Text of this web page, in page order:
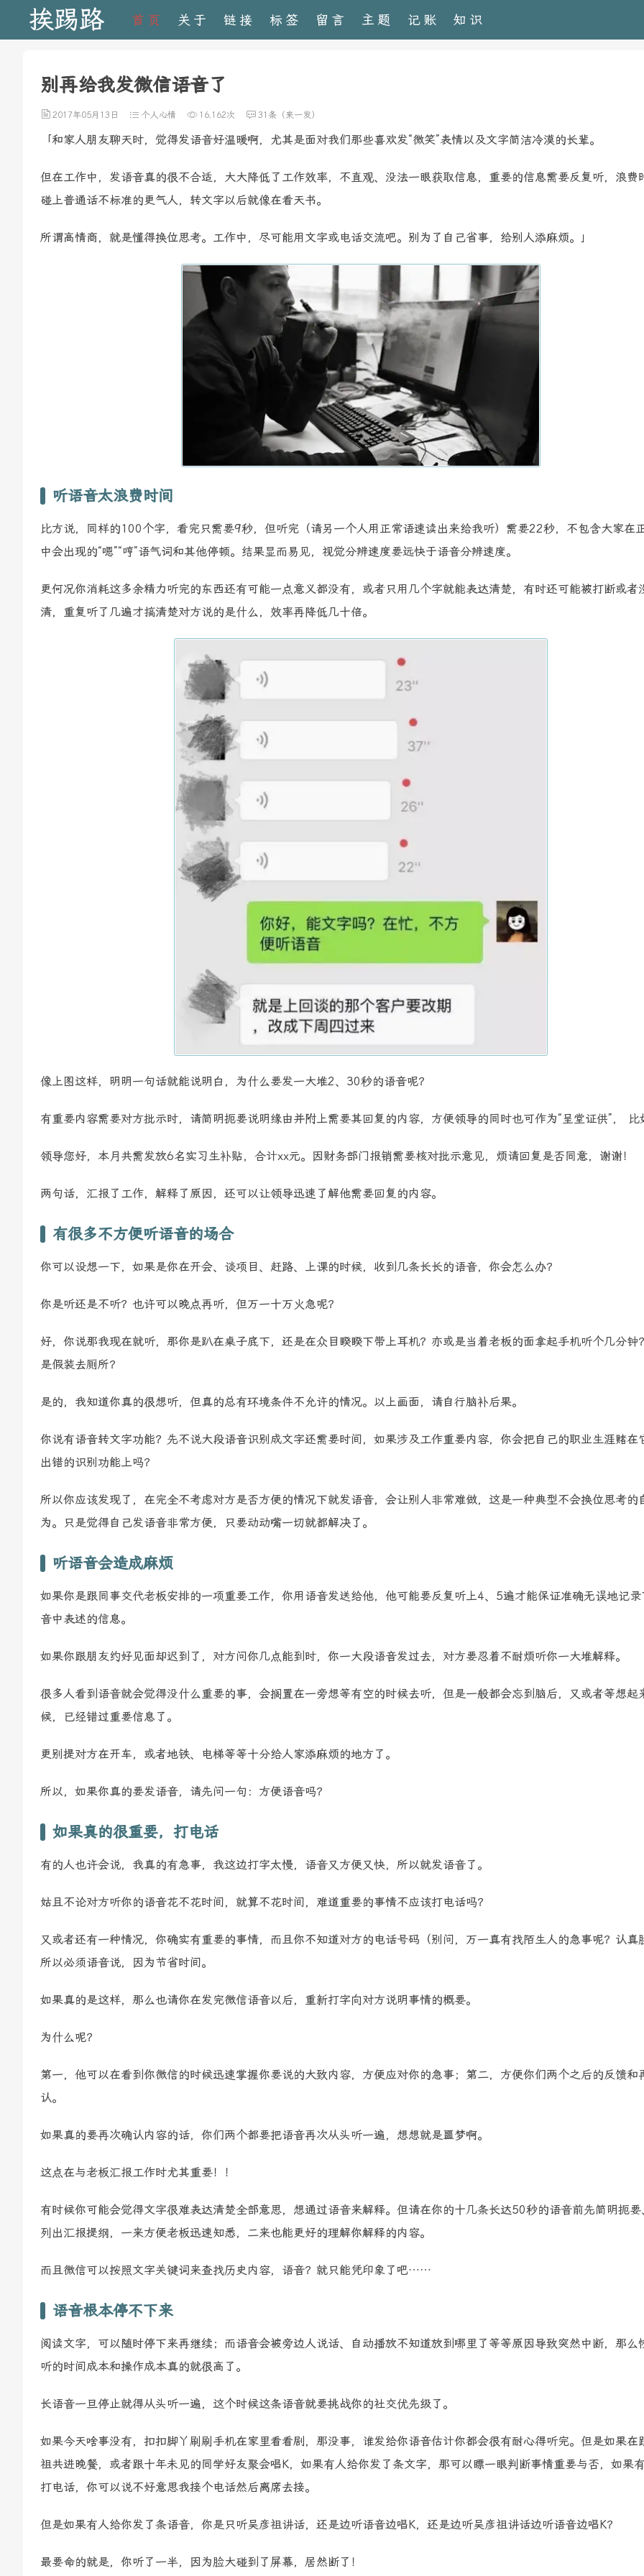
挨踢路 首页 关于 链接 标签 留言 主题 记账 知识
别再给我发微信语音了
2017年05月13日 个人心情 16,162次 31条（来一发）
「和家人朋友聊天时，觉得发语音好温暖啊，尤其是面对我们那些喜欢发“微笑”表情以及文字简洁冷漠的长辈。
但在工作中，发语音真的很不合适，大大降低了工作效率，不直观、没法一眼获取信息，重要的信息需要反复听，浪费
碰上普通话不标准的更气人，转文字以后就像在看天书。
所谓高情商，就是懂得换位思考。工作中，尽可能用文字或电话交流吧。别为了自己省事，给别人添麻烦。」
听语音太浪费时间
比方说，同样的100个字，看完只需要9秒，但听完（请另一个人用正常语速读出来给我听）需要22秒，不包含大家在
中会出现的“嗯”“哼”语气词和其他停顿。结果显而易见，视觉分辨速度要远快于语音分辨速度。
更何况你消耗这多余精力听完的东西还有可能一点意义都没有，或者只用几个字就能表达清楚，有时还可能被打断或者
清，重复听了几遍才搞清楚对方说的是什么，效率再降低几十倍。
像上图这样，明明一句话就能说明白，为什么要发一大堆2、30秒的语音呢？
有重要内容需要对方批示时，请简明扼要说明缘由并附上需要其回复的内容，方便领导的同时也可作为“呈堂证供”， 比
领导您好，本月共需发放6名实习生补贴，合计xx元。因财务部门报销需要核对批示意见，烦请回复是否同意，谢谢！
两句话，汇报了工作，解释了原因，还可以让领导迅速了解他需要回复的内容。
有很多不方便听语音的场合
你可以设想一下，如果是你在开会、谈项目、赶路、上课的时候，收到几条长长的语音，你会怎么办？
你是听还是不听？也许可以晚点再听，但万一十万火急呢？
好，你说那我现在就听，那你是趴在桌子底下，还是在众目睽睽下带上耳机？亦或是当着老板的面拿起手机听个几分钟
是假装去厕所？
是的，我知道你真的很想听，但真的总有环境条件不允许的情况。以上画面，请自行脑补后果。
你说有语音转文字功能？先不说大段语音识别成文字还需要时间，如果涉及工作重要内容，你会把自己的职业生涯赌在
出错的识别功能上吗？
所以你应该发现了，在完全不考虑对方是否方便的情况下就发语音，会让别人非常难做，这是一种典型不会换位思考的
为。只是觉得自己发语音非常方便，只要动动嘴一切就都解决了。
听语音会造成麻烦
如果你是跟同事交代老板安排的一项重要工作，你用语音发送给他，他可能要反复听上4、5遍才能保证准确无误地记录
音中表述的信息。
如果你跟朋友约好见面却迟到了，对方问你几点能到时，你一大段语音发过去，对方要忍着不耐烦听你一大堆解释。
很多人看到语音就会觉得没什么重要的事，会搁置在一旁想等有空的时候去听，但是一般都会忘到脑后，又或者等想起
候，已经错过重要信息了。
更别提对方在开车，或者地铁、电梯等等十分给人家添麻烦的地方了。
所以，如果你真的要发语音，请先问一句：方便语音吗？
如果真的很重要，打电话
有的人也许会说，我真的有急事，我这边打字太慢，语音又方便又快，所以就发语音了。
姑且不论对方听你的语音花不花时间，就算不花时间，难道重要的事情不应该打电话吗？
又或者还有一种情况，你确实有重要的事情，而且你不知道对方的电话号码（别问，万一真有找陌生人的急事呢？认真
所以必须语音说，因为节省时间。
如果真的是这样，那么也请你在发完微信语音以后，重新打字向对方说明事情的概要。
为什么呢？
第一，他可以在看到你微信的时候迅速掌握你要说的大致内容，方便应对你的急事；第二，方便你们两个之后的反馈和
认。
如果真的要再次确认内容的话，你们两个都要把语音再次从头听一遍，想想就是噩梦啊。
这点在与老板汇报工作时尤其重要！！
有时候你可能会觉得文字很难表达清楚全部意思，想通过语音来解释。但请在你的十几条长达50秒的语音前先简明扼要
列出汇报提纲，一来方便老板迅速知悉，二来也能更好的理解你解释的内容。
而且微信可以按照文字关键词来查找历史内容，语音？就只能凭印象了吧……
语音根本停不下来
阅读文字，可以随时停下来再继续；而语音会被旁边人说话、自动播放不知道放到哪里了等等原因导致突然中断，那么
听的时间成本和操作成本真的就很高了。
长语音一旦停止就得从头听一遍，这个时候这条语音就要挑战你的社交优先级了。
如果今天啥事没有，扣扣脚丫刷刷手机在家里看看剧，那没事，谁发给你语音估计你都会很有耐心得听完。但是如果在
祖共进晚餐，或者跟十年未见的同学好友聚会唱K，如果有人给你发了条文字，那可以瞟一眼判断事情重要与否，如果
打电话，你可以说不好意思我接个电话然后离席去接。
但是如果有人给你发了条语音，你是只听吴彦祖讲话，还是边听语音边唱K，还是边听吴彦祖讲话边听语音边唱K？
最要命的就是，你听了一半，因为脸大碰到了屏幕，居然断了！